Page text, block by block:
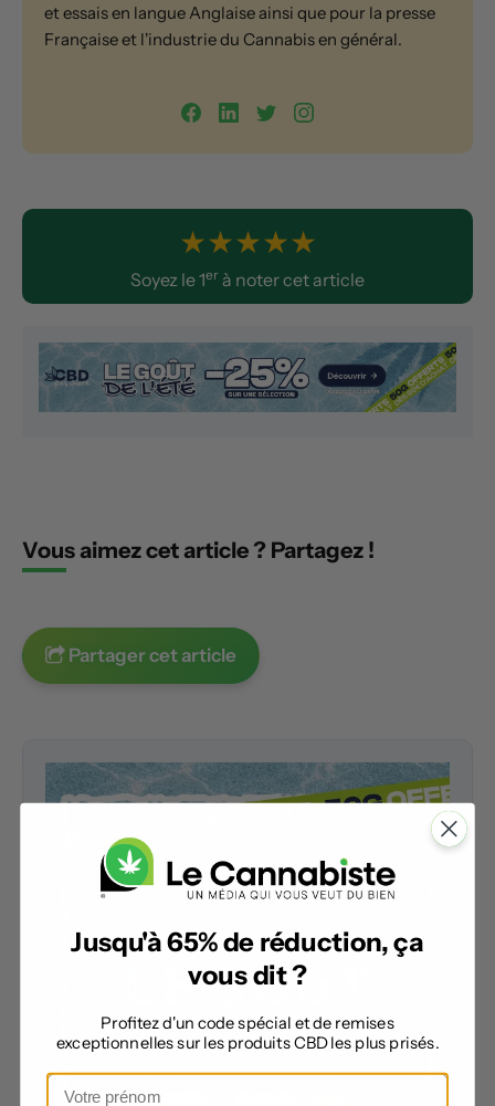
et essais en langue Anglaise ainsi que pour la presse
Française et l'industrie du Cannabis en général.
★★★★★
Soyez le 1er à noter cet article
Vous aimez cet article ? Partagez !
Partager cet article
Jusqu'à 65% de réduction, ça
vous dit ?
Profitez d'un code spécial et de remises
exceptionnelles sur les produits CBD les plus prisés.